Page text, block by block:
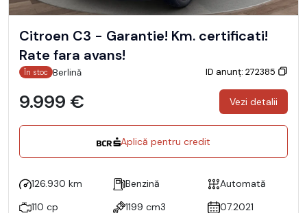
Citroen C3 - Garantie! Km. certificati!
Rate fara avans!
În stoc Berlină ID anunț: 272385
9.999 € Vezi detalii
Aplică pentru credit
126.930 km Benzină
Automată
110 cp
1199 cm3 07.2021